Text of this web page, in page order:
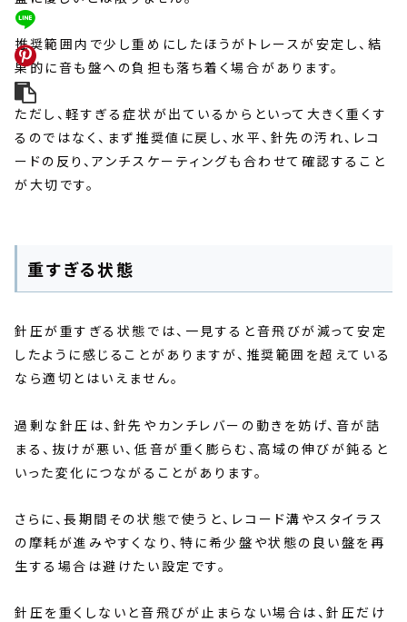
推奨範囲内で少し重めにしたほうがトレースが安定し、結
果的に音も盤への負担も落ち着く場合があります。
ただし、軽すぎる症状が出ているからといって大きく重くす
るのではなく、まず推奨値に戻し、水平、針先の汚れ、レコ
ードの反り、アンチスケーティングも合わせて確認すること
が大切です。
重すぎる状態
針圧が重すぎる状態では、一見すると音飛びが減って安定
したように感じることがありますが、推奨範囲を超えている
なら適切とはいえません。
過剰な針圧は、針先やカンチレバーの動きを妨げ、音が詰
まる、抜けが悪い、低音が重く膨らむ、高域の伸びが鈍ると
いった変化につながることがあります。
さらに、長期間その状態で使うと、レコード溝やスタイラス
の摩耗が進みやすくなり、特に希少盤や状態の良い盤を再
生する場合は避けたい設定です。
針圧を重くしないと音飛びが止まらない場合は、針圧だけ